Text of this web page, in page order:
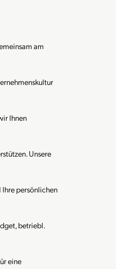
am
Ihnen
Unsere
persönlichen
betriebl.
eine